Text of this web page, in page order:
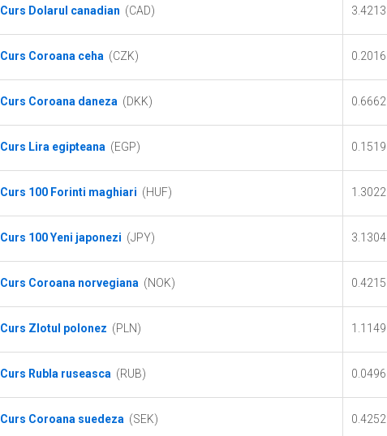
Curs Dolarul canadian (CAD) 3.4213
Curs Coroana ceha (CZK) 0.2016
Curs Coroana daneza (DKK) 0.6662
Curs Lira egipteana (EGP) 0.1519
Curs 100 Forinti maghiari (HUF) 1.3022
Curs 100 Yeni japonezi (JPY) 3.1304
Curs Coroana norvegiana (NOK) 0.4215
Curs Zlotul polonez (PLN) 1.1149
Curs Rubla ruseasca (RUB) 0.0496
Curs Coroana suedeza (SEK) 0.4252